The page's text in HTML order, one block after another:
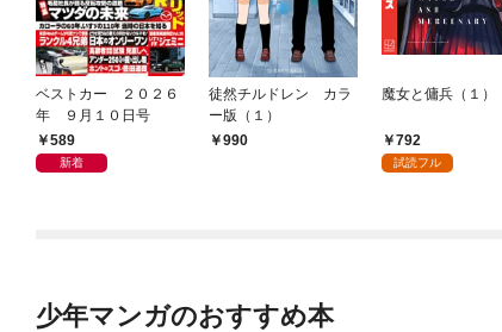
ベストカー ２０２６
年 ９月１０日号
589
新着
徒然チルドレン カラ
ー版（１）
990
魔女と傭兵（１）
792
試読フル
少年マンガのおすすめ本